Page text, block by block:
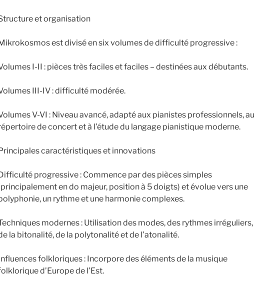
et organisation
est divisé en six volumes de difficulté progressive :
I-II : pièces très faciles et faciles – destinées aux débutants.
III-IV : difficulté modérée.
V-VI : Niveau avancé, adapté aux pianistes professionnels, au
de concert et à l’étude du langage pianistique moderne.
caractéristiques et innovations
progressive : Commence par des pièces simples
en do majeur, position à 5 doigts) et évolue vers une
un rythme et une harmonie complexes.
modernes : Utilisation des modes, des rythmes irréguliers,
la bitonalité, de la polytonalité et de l’atonalité.
folkloriques : Incorpore des éléments de la musique
d’Europe de l’Est.